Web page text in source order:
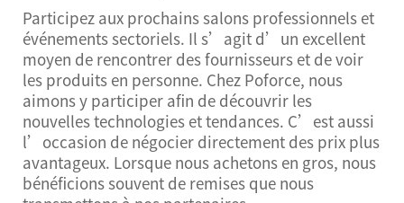
Participez aux prochains salons professionnels et
événements sectoriels. Il s’agit d’un excellent
moyen de rencontrer des fournisseurs et de voir
les produits en personne. Chez Poforce, nous
aimons y participer afin de découvrir les
nouvelles technologies et tendances. C’est aussi
l’occasion de négocier directement des prix plus
avantageux. Lorsque nous achetons en gros, nous
bénéficions souvent de remises que nous